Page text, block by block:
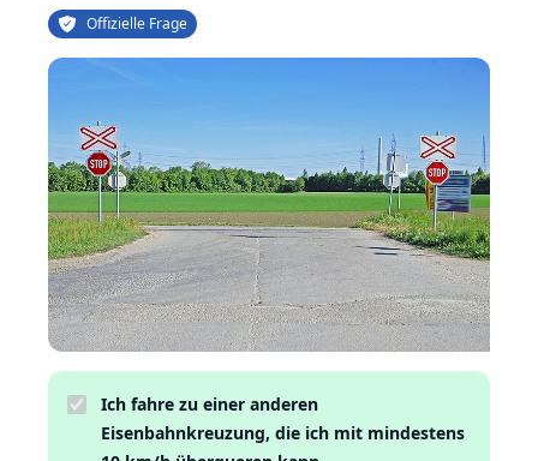
Offizielle Frage
Ich fahre zu einer anderen
Eisenbahnkreuzung, die ich mit mindestens